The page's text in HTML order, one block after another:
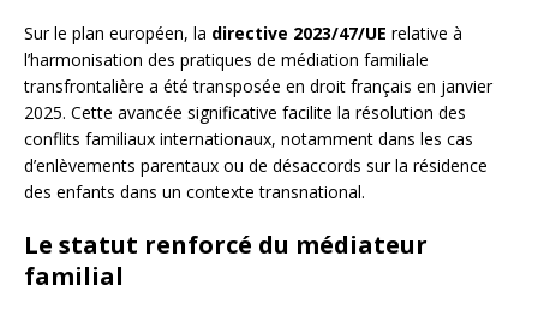
Sur le plan européen, la directive 2023/47/UE relative à
l’harmonisation des pratiques de médiation familiale
transfrontalière a été transposée en droit français en janvier
2025. Cette avancée significative facilite la résolution des
conflits familiaux internationaux, notamment dans les cas
d’enlèvements parentaux ou de désaccords sur la résidence
des enfants dans un contexte transnational.
Le statut renforcé du médiateur
familial